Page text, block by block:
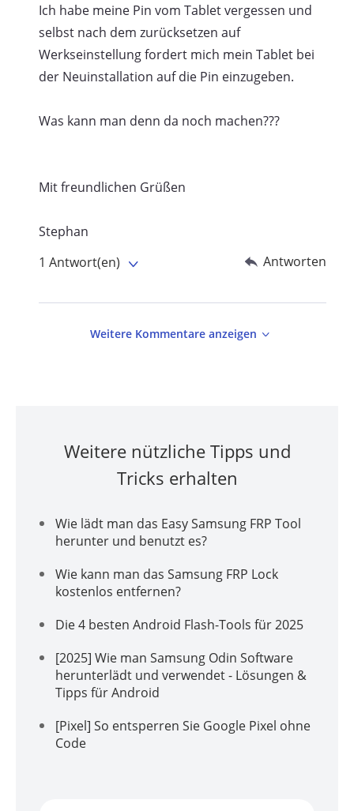
Ich habe meine Pin vom Tablet vergessen und
selbst nach dem zurücksetzen auf
Werkseinstellung fordert mich mein Tablet bei
der Neuinstallation auf die Pin einzugeben.
Was kann man denn da noch machen???
Mit freundlichen Grüßen
Stephan
1 Antwort(en)
Antworten
Weitere Kommentare anzeigen
Weitere nützliche Tipps und
Tricks erhalten
Wie lädt man das Easy Samsung FRP Tool
herunter und benutzt es?
Wie kann man das Samsung FRP Lock
kostenlos entfernen?
Die 4 besten Android Flash-Tools für 2025
[2025] Wie man Samsung Odin Software
herunterlädt und verwendet - Lösungen &
Tipps für Android
[Pixel] So entsperren Sie Google Pixel ohne
Code